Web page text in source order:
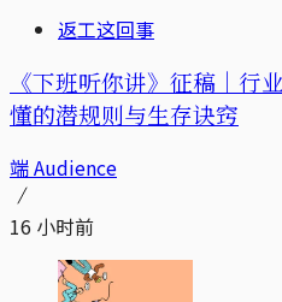
返工这回事
《下班听你讲》征稿｜行
懂的潜规则与生存诀窍
端 Audience
16 小时前